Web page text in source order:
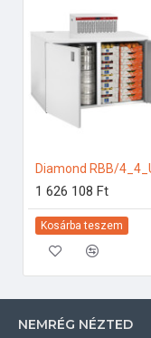
1 626 108 Ft
Kosárba teszem
NEMRÉG NÉZTED